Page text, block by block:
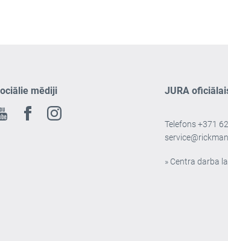
mēdiji
Youtube FacebookInstagram
JURA
Telefons+371
» Centra darba